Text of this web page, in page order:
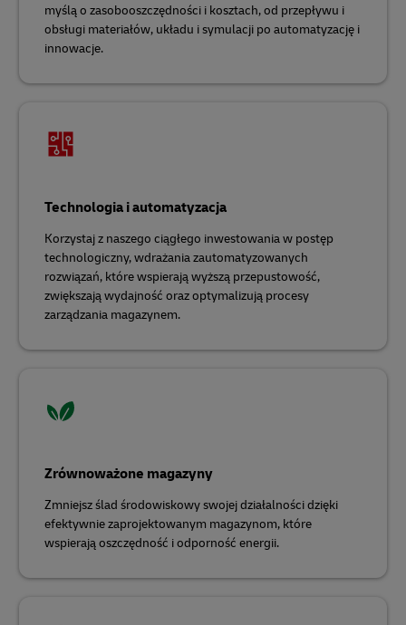
myślą o zasobooszczędności i kosztach, od przepływu i
obsługi materiałów, układu i symulacji po automatyzację i
innowacje.
Technologia i automatyzacja
Korzystaj z naszego ciągłego inwestowania w postęp
technologiczny, wdrażania zautomatyzowanych
rozwiązań, które wspierają wyższą przepustowość,
zwiększają wydajność oraz optymalizują procesy
zarządzania magazynem.
Zrównoważone magazyny
Zmniejsz ślad środowiskowy swojej działalności dzięki
efektywnie zaprojektowanym magazynom, które
wspierają oszczędność i odporność energii.